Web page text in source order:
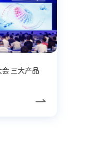
三大产品